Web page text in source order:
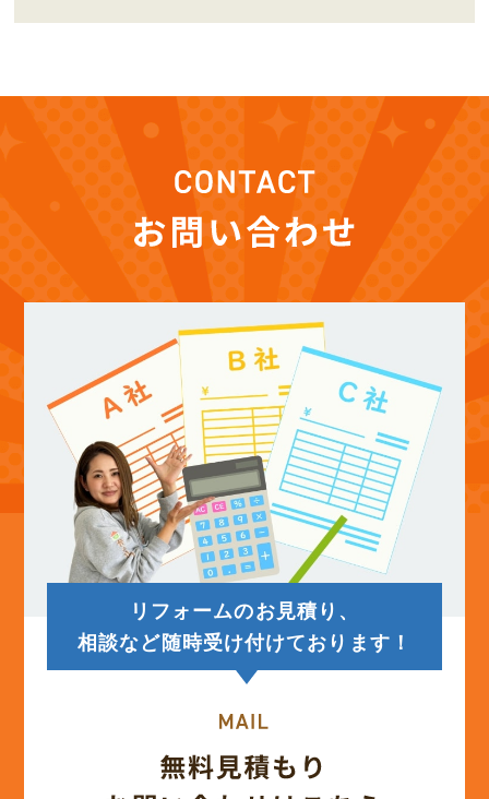
リフォームのお見積り、
相談など随時受け付けております！